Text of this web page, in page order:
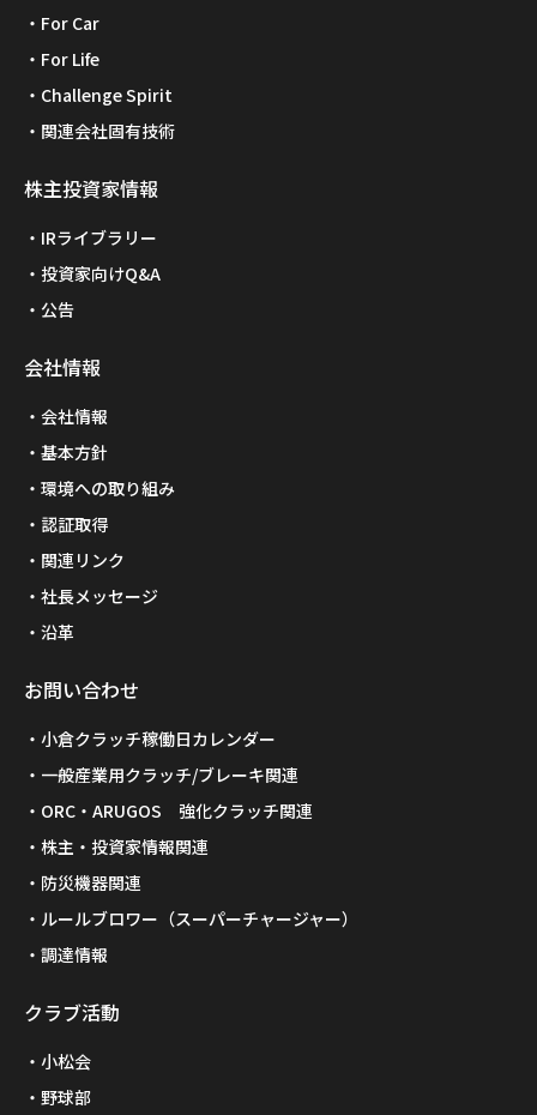
For Car
For Life
Challenge Spirit
関連会社固有技術
株主投資家情報
IRライブラリー
投資家向けQ&A
公告
会社情報
会社情報
基本方針
環境への取り組み
認証取得
関連リンク
社長メッセージ
沿革
お問い合わせ
小倉クラッチ稼働日カレンダー
一般産業用クラッチ/ブレーキ関連
ORC・ARUGOS 強化クラッチ関連
株主・投資家情報関連
防災機器関連
ルールブロワー（スーパーチャージャー）
調達情報
クラブ活動
小松会
野球部